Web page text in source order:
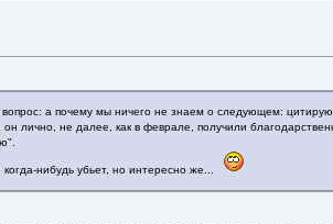
а почему мы ничего не знаем о следующем:
лично, не далее, как в феврале, получили
нибудь убьет, но интересно же...